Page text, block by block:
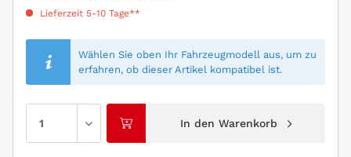
Lieferzeit 5-10 Tage**
Wählen Sie oben Ihr Fahrzeugmodell aus, um zu
erfahren, ob dieser Artikel kompatibel ist.
In den Warenkorb